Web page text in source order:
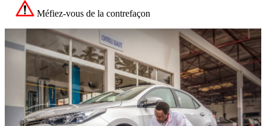
Méfiez-vous de la contrefaçon